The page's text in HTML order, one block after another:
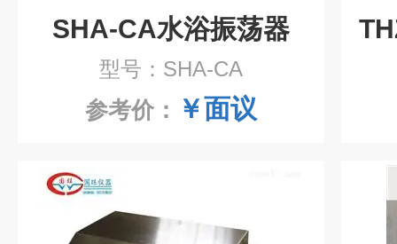
SHA-CA水浴振荡器
型号：SHA-CA
参考价： ￥面议